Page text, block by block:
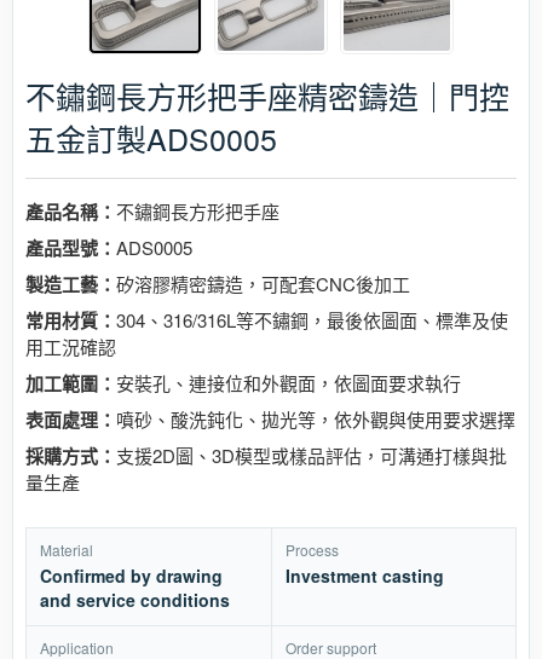
不鏽鋼長方形把手座精密鑄造｜門控
五金訂製ADS0005
產品名稱： 不鏽鋼長方形把手座
產品型號： ADS0005
製造工藝： 矽溶膠精密鑄造，可配套CNC後加工
常用材質： 304、316/316L等不鏽鋼，最後依圖面、標準及使
用工況確認
加工範圍： 安裝孔、連接位和外觀面，依圖面要求執行
表面處理： 噴砂、酸洗鈍化、拋光等，依外觀與使用要求選擇
採購方式： 支援2D圖、3D模型或樣品評估，可溝通打樣與批
量生產
Material
Confirmed by drawing
and service conditions
Process
Investment casting
Application Order support